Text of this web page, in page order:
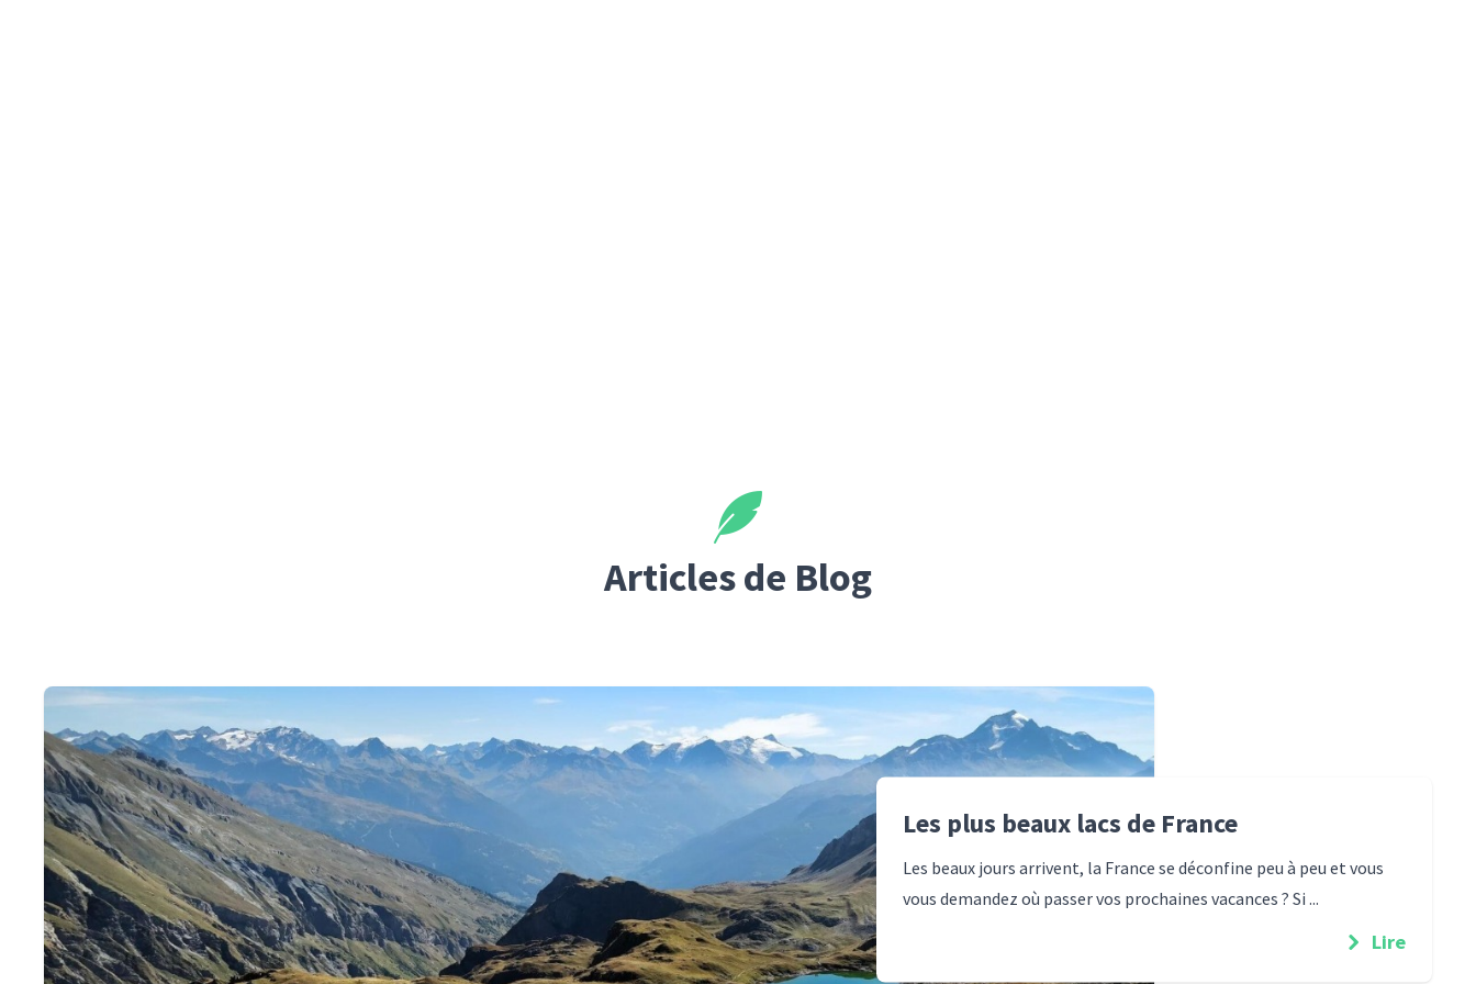
Articles de Blog
Les plus beaux lacs de France
Les beaux jours arrivent, la France se déconfine peu à peu et vous
vous demandez où passer vos prochaines vacances ? Si ...
Lire